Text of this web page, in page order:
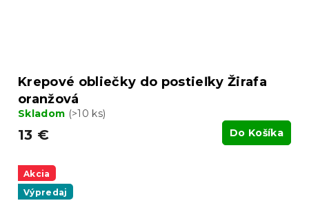
Krepové obliečky do postieľky Žirafa
oranžová
Skladom (>10 ks)
13 € Do Košíka
Akcia
Výpredaj